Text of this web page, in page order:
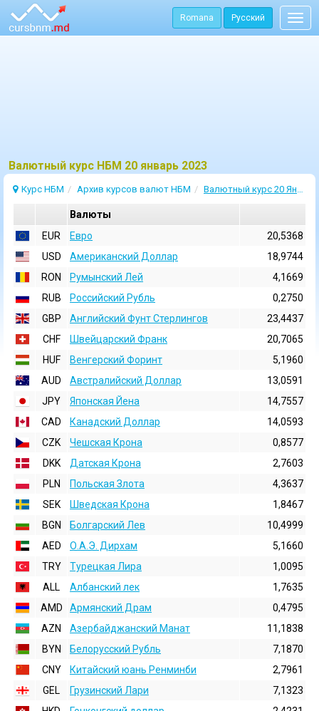
Romana Русский
Bалютный курс НБМ 20 январь 2023
Курс НБМ Архив курсов валют НБМ Валютный курс 20 Январь 2023
Валюты
EUR
Евро
20,5368
USD
Aмериканский Доллар
18,9744
RON
Румынский Лей
4,1669
RUB
Российский Рубль
0,2750
GBP
Английский Фунт Стерлингов
23,4437
CHF
Швейцарский Франк
20,7065
HUF
Венгерский Форинт
5,1960
AUD
Австралийский Доллар
13,0591
JPY
Японская Йена
14,7557
CAD
Канадский Доллар
14,0593
CZK
Чешская Крона
0,8577
DKK
Датская Крона
2,7603
PLN
Польская Злота
4,3637
SEK
Шведская Крона
1,8467
BGN
Болгарский Лев
10,4999
AED
О.А.Э. Дирхам
5,1660
TRY
Турецкая Лира
1,0095
ALL
Албанский лек
1,7635
AMD
Армянский Драм
0,4795
AZN
Азербайджанский Манат
11,1838
BYN
Белорусский Рубль
7,1870
CNY
Китайский юань Ренминби
2,7961
GEL
Грузинский Лари
7,1323